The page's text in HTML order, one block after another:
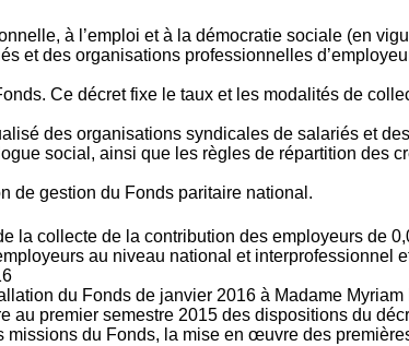
à l’emploi et à la démocratie sociale (en
et des organisations professionnelles
Ce décret fixe le taux et les modalités de
des organisations syndicales de salariés et
social, ainsi que les règles de répartition des
de gestion du Fonds paritaire national.
la collecte de la contribution des employeurs de
au niveau national et interprofessionnel
du Fonds de janvier 2016 à Madame
au premier semestre 2015 des dispositions du
missions du Fonds, la mise en œuvre des